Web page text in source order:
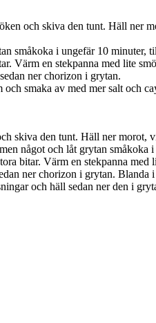
och skiva den tunt. Häll
småkoka i ungefär 10
Värm en stekpanna med lite
ner chorizon i grytan.
smaka av med mer salt
skiva den tunt. Häll ner
något och låt grytan
bitar. Värm en stekpanna
ner chorizon i grytan.
och häll sedan ner den i